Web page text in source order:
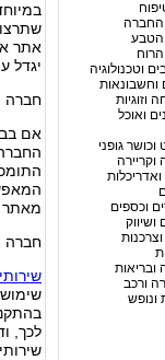
החברה
הטבע
וטכנולוגיה
וחשבונאות
וזוגיות
ואוכל
וכושר גופני
וקריירה
ואדריכלות
וכספים
ושיווק
ובריאות
ורכב
ונופש
אתר
יגדל
חברה
אם
מאתר
חברה